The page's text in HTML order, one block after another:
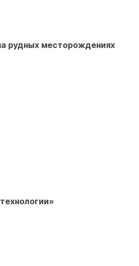
рудных месторождениях